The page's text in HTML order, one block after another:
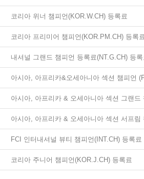
코리아 위너 챔피언(KOR.W.CH) 등록료
코리아 프리미어 챔피언(KOR.PM.CH) 등록
내셔널 그랜드 챔피언 등록료(NT.G.CH) 등록
아시아, 아프리카&오세아니아 섹션 챔피언
아시아, 아프리카 & 오세아니아 섹션 그랜드
아시아, 아프리카 & 오세아니아 섹션 서프림
FCI 인터내셔널 뷰티 챔피언(INT.CH) 등록료
코리아 주니어 챔피언(KOR.J.CH) 등록료